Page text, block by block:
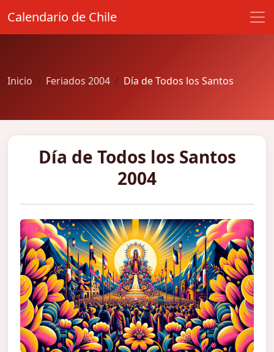
Calendario de Chile
Inicio Feriados 2004 Día de Todos los Santos
Día de Todos los Santos
2004